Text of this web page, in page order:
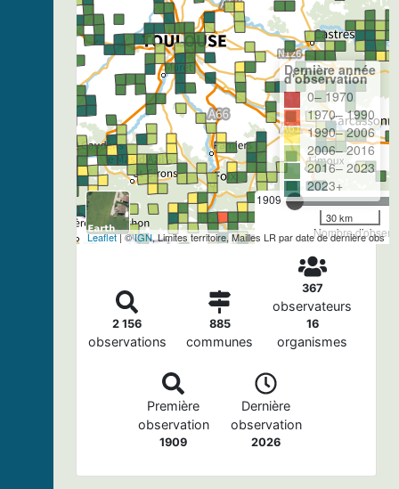
1909
Nombre
Dernière année
d'observation
0– 1970
1970– 1990
1990– 2006
2006– 2016
2016– 2023
2023+
30 km
Leaflet| ©IGN, Limites territoire, Mailles LR par date de dernière obs
2 156
observations
885
communes
367
observateurs
16
organismes
Première
observation
1909
Dernière
observation
2026